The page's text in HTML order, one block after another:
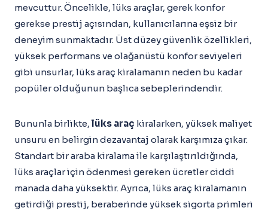
mevcuttur. Öncelikle, lüks araçlar, gerek konfor
gerekse prestij açısından, kullanıcılarına eşsiz bir
deneyim sunmaktadır. Üst düzey güvenlik özellikleri,
yüksek performans ve olağanüstü konfor seviyeleri
gibi unsurlar, lüks araç kiralamanın neden bu kadar
popüler olduğunun başlıca sebeplerindendir.
Bununla birlikte, lüks araç kiralarken, yüksek maliyet
unsuru en belirgin dezavantaj olarak karşımıza çıkar.
Standart bir araba kiralama ile karşılaştırıldığında,
lüks araçlar için ödenmesi gereken ücretler ciddi
manada daha yüksektir. Ayrıca, lüks araç kiralamanın
getirdiği prestij, beraberinde yüksek sigorta primleri